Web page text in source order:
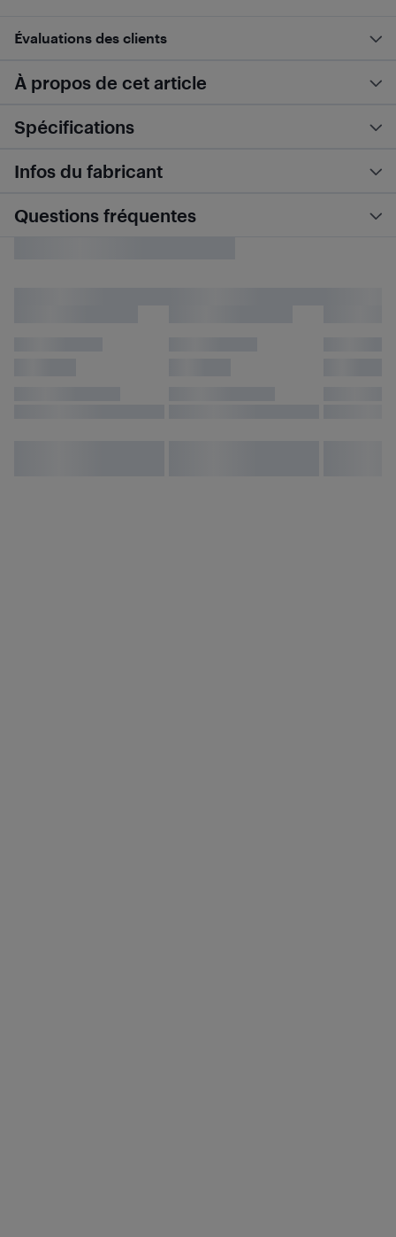
Évaluations des clients
À propos de cet article
Spécifications
Infos du fabricant
Questions fréquentes